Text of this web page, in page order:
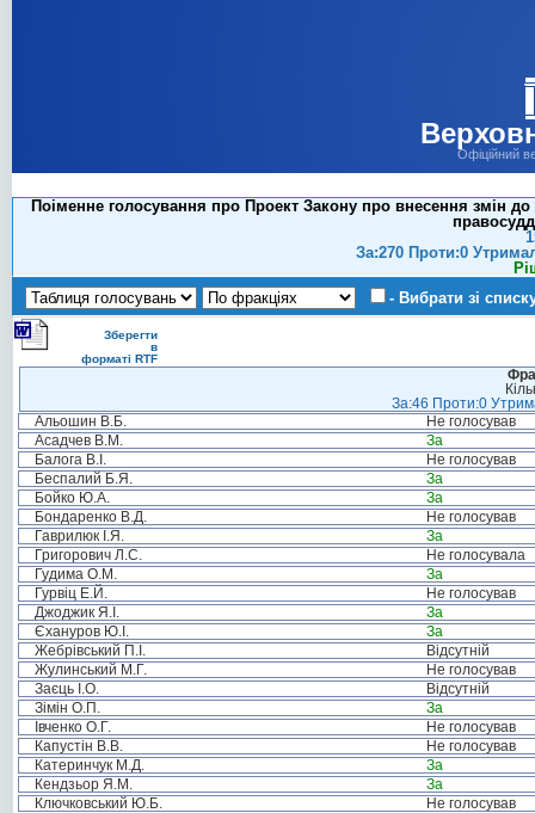
Офіційний
Поіменне голосування про Проект Закону про внесення змін
За:270 Проти:0
- Вибрати зі
Зберегти
в
форматі RTF
За:46 Проти:0
Альошин В.Б.
Не голосував
Асадчев В.М.
За
Балога В.І.
Не голосував
Беспалий Б.Я.
За
Бойко Ю.А.
За
Бондаренко В.Д.
Не голосував
Гаврилюк І.Я.
За
Григорович Л.С.
Не голосувала
Гудима О.М.
За
Гурвіц Е.Й.
Не голосував
Джоджик Я.І.
За
Єхануров Ю.І.
За
Жебрівський П.І.
Відсутній
Жулинський М.Г.
Не голосував
Заєць І.О.
Відсутній
Зімін О.П.
За
Івченко О.Г.
Не голосував
Капустін В.В.
Не голосував
Катеринчук М.Д.
За
Кендзьор Я.М.
За
Ключковський Ю.Б.
Не голосував